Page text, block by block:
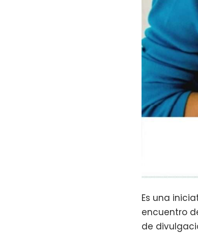
Es una
encuentro
de